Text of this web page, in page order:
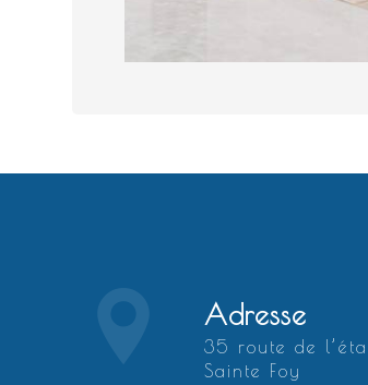
Adresse
35 route de l’étang 40190
Sainte Foy